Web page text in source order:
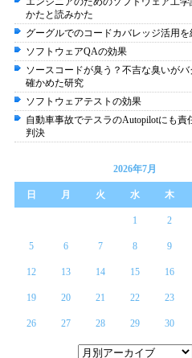
かたと読みかた
グーグルでのコードカバレッジ活用
ソフトウェアQAの効果
ソースコードが臭う？不吉な臭いが
確かめた研究
ソフトウェアテストの効果
自動車事故でテスラのAutopilotにも責
判決
2026年7月
日 月 火 水 木
1 2
5 6 7 8 9
12 13 14 15 16
19 20 21 22 23
26 27 28 29 30